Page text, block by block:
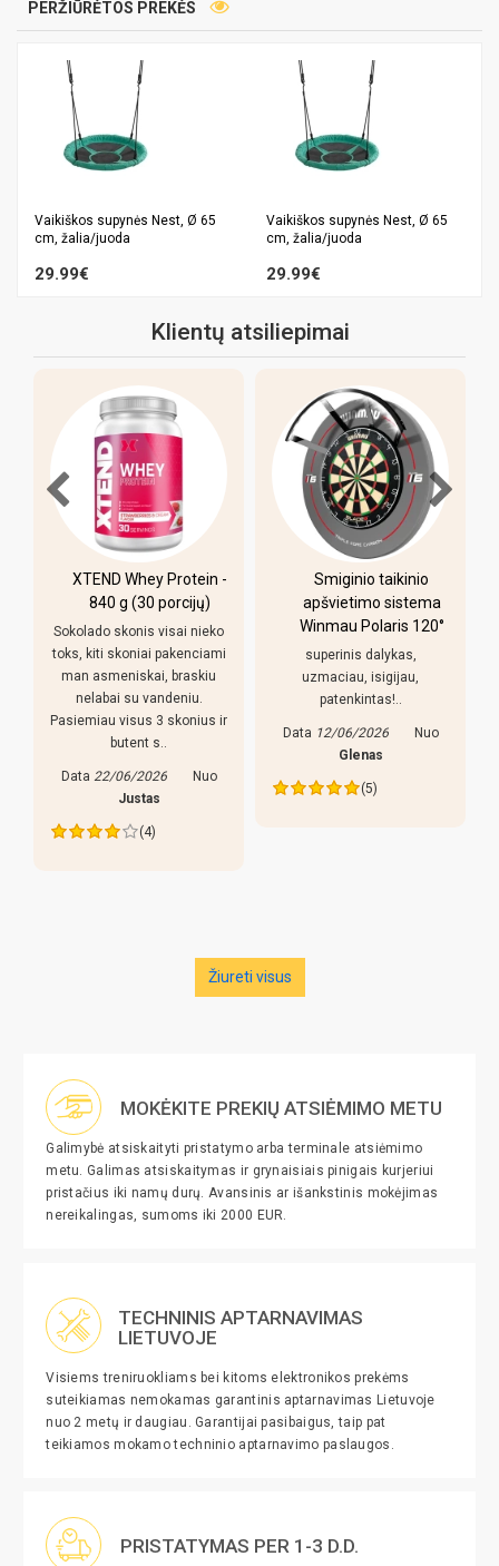
PERŽIŪRĖTOS PREKĖS
Vaikiškos supynės Nest, Ø 65
cm, žalia/juoda
29.99€
Vaikiškos supynės Nest, Ø 65
cm, žalia/juoda
29.99€
Klientų atsiliepimai
XTEND Whey Protein -
840 g (30 porcijų)
Sokolado skonis visai nieko
toks, kiti skoniai pakenciami
man asmeniskai, braskiu
nelabai su vandeniu.
Pasiemiau visus 3 skonius ir
butent s..
Data 22/06/2026
Nuo
Justas
(4)
Smiginio taikinio
apšvietimo sistema
Winmau Polaris 120°
superinis dalykas,
uzmaciau, isigijau,
patenkintas!..
Data 12/06/2026
Nuo
Glenas
(5)
Žiureti visus
MOKĖKITE PREKIŲ ATSIĖMIMO METU
Galimybė atsiskaityti pristatymo arba terminale atsiėmimo
metu. Galimas atsiskaitymas ir grynaisiais pinigais kurjeriui
pristačius iki namų durų. Avansinis ar išankstinis mokėjimas
nereikalingas, sumoms iki 2000 EUR.
TECHNINIS APTARNAVIMAS
LIETUVOJE
Visiems treniruokliams bei kitoms elektronikos prekėms
suteikiamas nemokamas garantinis aptarnavimas Lietuvoje
nuo 2 metų ir daugiau. Garantijai pasibaigus, taip pat
teikiamos mokamo techninio aptarnavimo paslaugos.
PRISTATYMAS PER 1-3 D.D.